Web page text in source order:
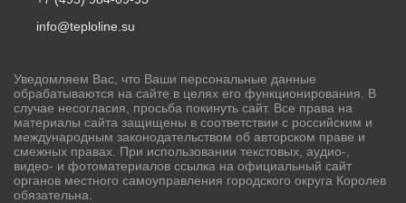
info@teploline.su
Уведомляем Вас, что Ваши персональные данные
обрабатываются на сайте в целях его функционирования. В
случае несогласия, просьба покинуть сайт. Все права на
материалы сайта защищены в соответствии с российским и
международным законодательством об авторском праве и
смежных правах. При использовании текстовых, аудио-,
видео- и фотоматериалов ссылка на официальный сайт
органов местного самоуправления городского округа Королев
обязательна.